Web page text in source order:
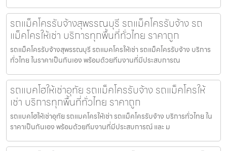
รถแม็คโครรับจ้างสุพรรณบุรี รถแม็คโครรับจ้าง รถ
แม็คโครให้เช่า บริการทุกพื้นที่ทั่วไทย ราคาถูก
รถแม็คโครรับจ้างสุพรรณบุรี รถแมคโครให้เช่า รถแม็คโครรับจ้าง บริการ
ทั่วไทย ในราคาเป็นกันเอง พร้อมด้วยทีมงานที่มีประสบการณ
รถแบคโฮให้เช่าอุทัย รถแม็คโครรับจ้าง รถแม็คโครให้
เช่า บริการทุกพื้นที่ทั่วไทย ราคาถูก
รถแบคโฮให้เช่าอุทัย รถแมคโครให้เช่า รถแม็คโครรับจ้าง บริการทั่วไทย ใน
ราคาเป็นกันเอง พร้อมด้วยทีมงานที่มีประสบการณ์ และ ม